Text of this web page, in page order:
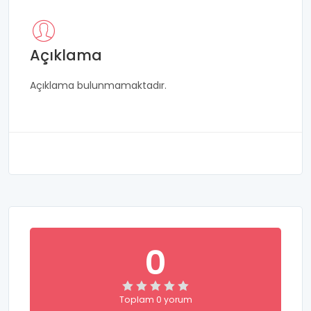
Açıklama
Açıklama bulunmamaktadır.
0
Toplam 0 yorum